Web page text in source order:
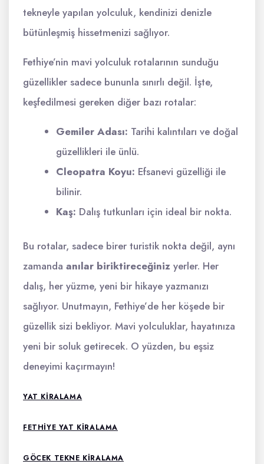
tekneyle yapılan yolculuk, kendinizi denizle
bütünleşmiş hissetmenizi sağlıyor.
Fethiye’nin mavi yolculuk rotalarının sunduğu
güzellikler sadece bununla sınırlı değil. İşte,
keşfedilmesi gereken diğer bazı rotalar:
Gemiler Adası: Tarihi kalıntıları ve doğal
güzellikleri ile ünlü.
Cleopatra Koyu: Efsanevi güzelliği ile
bilinir.
Kaş: Dalış tutkunları için ideal bir nokta.
Bu rotalar, sadece birer turistik nokta değil, aynı
zamanda anılar biriktireceğiniz yerler. Her
dalış, her yüzme, yeni bir hikaye yazmanızı
sağlıyor. Unutmayın, Fethiye’de her köşede bir
güzellik sizi bekliyor. Mavi yolculuklar, hayatınıza
yeni bir soluk getirecek. O yüzden, bu eşsiz
deneyimi kaçırmayın!
YAT KIRALAMA
FETHIYE YAT KIRALAMA
GÖCEK TEKNE KIRALAMA